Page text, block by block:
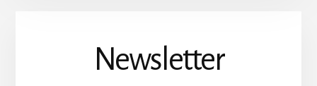
Newsletter